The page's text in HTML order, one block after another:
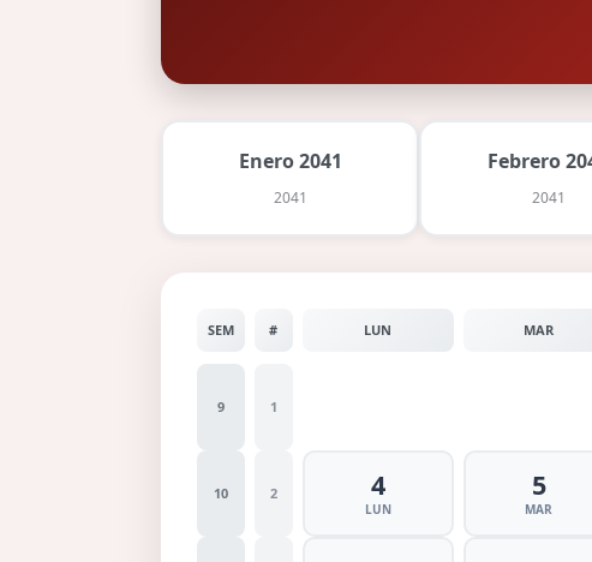
Enero 2041
2041
Febrero
2041
SEM # LUN MAR
9 1
10 2 4
LUN
5
MAR